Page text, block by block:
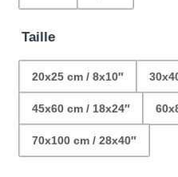
Taille
20x25 cm / 8x10″
45x60 cm / 18x24″
70x100 cm / 28x40″